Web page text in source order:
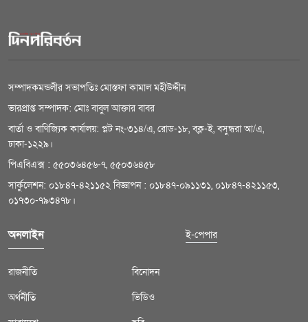
সম্পাদকমন্ডলীর সভাপতিঃ মোস্তফা কামাল মহীউদ্দীন
ভারপ্রাপ্ত সম্পাদক: মোঃ বাবুল আক্তার বাবর
বার্তা ও বাণিজ্যিক কার্যালয়: প্লট নং-৩১৪/এ, রোড-১৮, বক্ল-ই, বসুন্ধরা আ/এ,
ঢাকা-১২২৯।
পিএবিএক্স : ৫৫০৩৬৪৫৬-৭, ৫৫০৩৬৪৫৮
সার্কুলেশন: ০১৮৪৭-৪২১১৫২ বিজ্ঞাপন : ০১৮৪৭-০৯১১৩১, ০১৮৪৭-৪২১১৫৩,
০১৭৩০-৭৯৩৪৭৮।
অনলাইন ই-পেপার
রাজনীতি
অর্থনীতি
বিনোদন
ভিডিও